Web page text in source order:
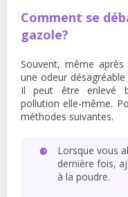
Comment se
gazole?
Souvent, même
une odeur
Il peut être enlevé
pollution elle-même.
méthodes suivantes.
Lorsque vous
dernière fois,
à la poudre.